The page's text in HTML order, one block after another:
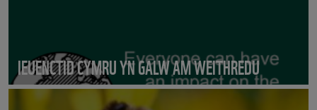
IEUENCTID CYMRU YN GALW AM WEITHREDU